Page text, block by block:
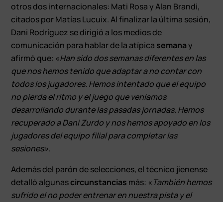
otros dos internacionales: Mati Rosa y Alan Brandi,
citados por Matías Lucuix. Al finalizar la última sesión,
Dani Rodríguez se dirigió a los medios de
comunicación para hablar de la atípica semanay
afirmó que: «Han sido dos semanas diferentes en las
que nos hemos tenido que adaptar a no contar con
todos los jugadores. Hemos intentado que el equipo
no pierda el ritmo y el juego que veníamos
desarrollando durante las pasadas jornadas. Hemos
recuperado a Dani Zurdo y nos hemos apoyado en los
jugadores del equipo filial para completar las
sesiones».
Además del parón de selecciones, el técnico jienense
detalló algunascircunstancias más: «También hemos
sufrido el no poder entrenar en nuestra pista y el